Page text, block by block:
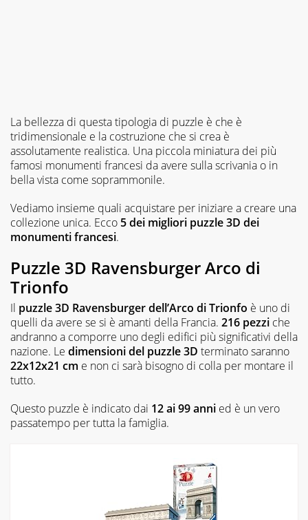
La bellezza di questa tipologia di puzzle è che è
tridimensionale e la costruzione che si crea è
assolutamente realistica. Una piccola miniatura dei più
famosi monumenti francesi da avere sulla scrivania o in
bella vista come soprammonile.
Vediamo insieme quali acquistare per iniziare a creare una
collezione unica. Ecco 5 dei migliori puzzle 3D dei
monumenti francesi.
Puzzle 3D Ravensburger Arco di
Trionfo
Il puzzle 3D Ravensburger dell’Arco di Trionfo è uno di
quelli da avere se si è amanti della Francia. 216 pezzi che
andranno a comporre uno degli edifici più significativi della
nazione. Le dimensioni del puzzle 3D terminato saranno
22x12x21 cm e non ci sarà bisogno di colla per montare il
tutto.
Questo puzzle è indicato dai 12 ai 99 anni ed è un vero
passatempo per tutta la famiglia.